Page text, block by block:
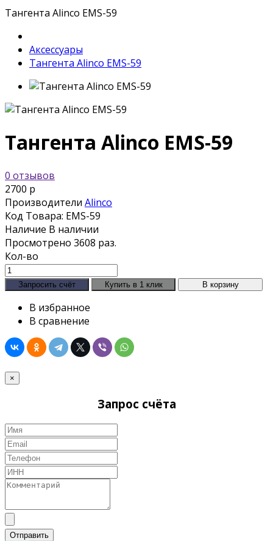
Тангента Alinco EMS-59
Аксессуары
Тангента Alinco EMS-59
Тангента Alinco EMS-59
0 отзывов
2700 р
Производители Alinco
Код Товара: EMS-59
Наличие В наличии
Просмотрено 3608 раз.
Кол-во
В избранное
В сравнение
×
Запрос счёта
Отправить